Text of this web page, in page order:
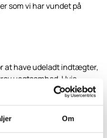
Om
som vi har vundet på
at have udeladt indtægter,
uagtsomhed. Hvis
et fradrag, som
Vi anbefaler derfor, at der
og indberetning af